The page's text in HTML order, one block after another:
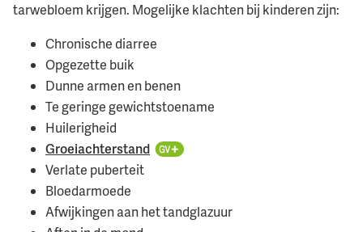
tarwebloem krijgen. Mogelijke klachten bij kinderen zijn:
Chronische diarree
Opgezette buik
Dunne armen en benen
Te geringe gewichtstoename
Huilerigheid
Groeiachterstand
Verlate puberteit
Bloedarmoede
Afwijkingen aan het tandglazuur